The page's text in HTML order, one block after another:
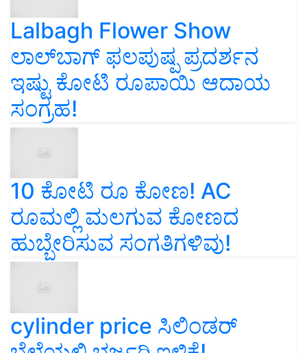
Lalbagh Flower Show
ಲಾಲ್‌ಬಾಗ್ ಫಲಪುಷ್ಪ ಪ್ರದರ್ಶನ
ಇಷ್ಟು ಕೋಟಿ ರೂಪಾಯಿ ಆದಾಯ
ಸಂಗ್ರಹ!
10 ಕೋಟಿ ರೂ ಕೋಣ! AC
ರೂಮಲ್ಲಿ ಮಲಗುವ ಕೋಣದ
ಹುಬ್ಬೇರಿಸುವ ಸಂಗತಿಗಳಿವು!
cylinder price ಸಿಲಿಂಡರ್‌
ಬೆಲೆಯಲ್ಲಿ ಭರ್ಜರಿ ಇಳಿಕೆ!